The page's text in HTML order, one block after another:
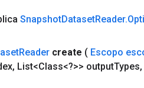
SnapshotDatasetReader.
Reader create ( Escopo
, List<Class<?>> outputTypes,